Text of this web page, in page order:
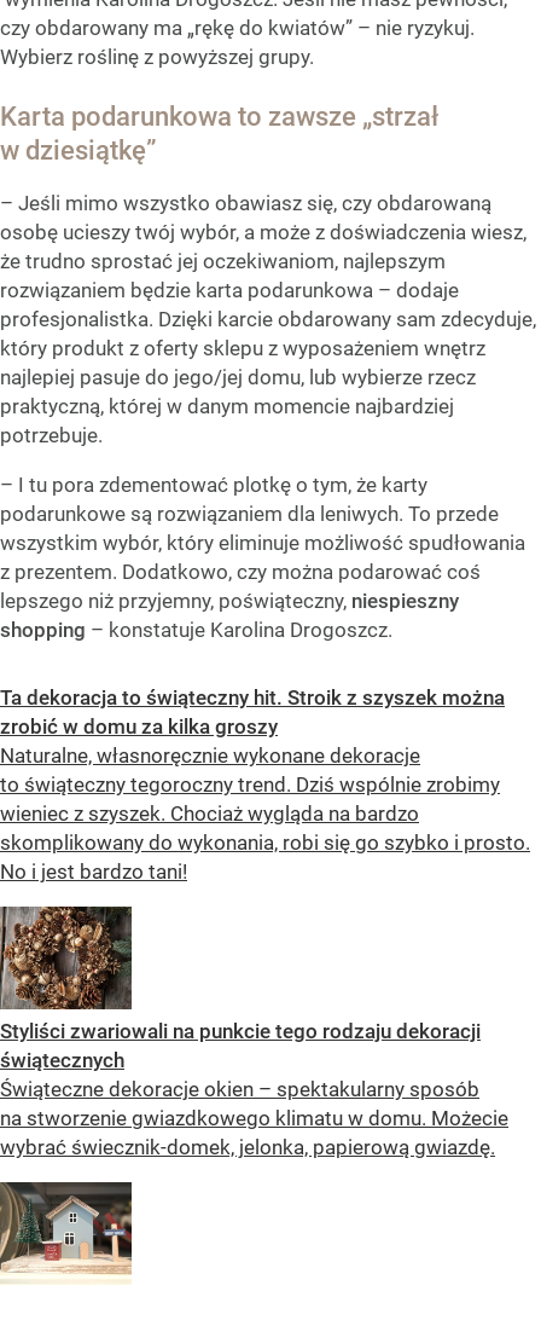
czy obdarowany ma „rękę do kwiatów” – nie ryzykuj.
Wybierz roślinę z powyższej grupy.
Karta podarunkowa to zawsze „strzał
w dziesiątkę”
– Jeśli mimo wszystko obawiasz się, czy obdarowaną
osobę ucieszy twój wybór, a może z doświadczenia wiesz,
że trudno sprostać jej oczekiwaniom, najlepszym
rozwiązaniem będzie karta podarunkowa – dodaje
profesjonalistka. Dzięki karcie obdarowany sam zdecyduje,
który produkt z oferty sklepu z wyposażeniem wnętrz
najlepiej pasuje do jego/jej domu, lub wybierze rzecz
praktyczną, której w danym momencie najbardziej
potrzebuje.
– I tu pora zdementować plotkę o tym, że karty
podarunkowe są rozwiązaniem dla leniwych. To przede
wszystkim wybór, który eliminuje możliwość spudłowania
z prezentem. Dodatkowo, czy można podarować coś
lepszego niż przyjemny, poświąteczny, niespieszny
shopping – konstatuje Karolina Drogoszcz.
Ta dekoracja to świąteczny hit. Stroik z szyszek można
zrobić w domu za kilka groszy
Naturalne, własnoręcznie wykonane dekoracje
to świąteczny tegoroczny trend. Dziś wspólnie zrobimy
wieniec z szyszek. Chociaż wygląda na bardzo
skomplikowany do wykonania, robi się go szybko i prosto.
No i jest bardzo tani!
Styliści zwariowali na punkcie tego rodzaju dekoracji
świątecznych
Świąteczne dekoracje okien – spektakularny sposób
na stworzenie gwiazdkowego klimatu w domu. Możecie
wybrać świecznik-domek, jelonka, papierową gwiazdę.